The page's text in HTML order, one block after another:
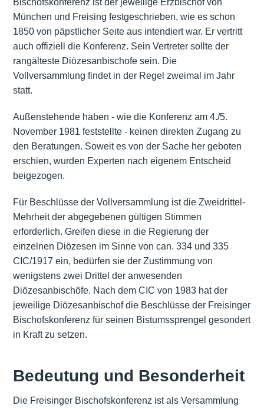
Bischofskonferenz ist der jeweilige Erzbischof von
München und Freising festgeschrieben, wie es schon
1850 von päpstlicher Seite aus intendiert war. Er vertritt
auch offiziell die Konferenz. Sein Vertreter sollte der
rangälteste Diözesanbischofe sein. Die
Vollversammlung findet in der Regel zweimal im Jahr
statt.
Außenstehende haben - wie die Konferenz am 4./5.
November 1981 feststellte - keinen direkten Zugang zu
den Beratungen. Soweit es von der Sache her geboten
erschien, wurden Experten nach eigenem Entscheid
beigezogen.
Für Beschlüsse der Vollversammlung ist die Zweidrittel-
Mehrheit der abgegebenen gültigen Stimmen
erforderlich. Greifen diese in die Regierung der
einzelnen Diözesen im Sinne von can. 334 und 335
CIC/1917 ein, bedürfen sie der Zustimmung von
wenigstens zwei Drittel der anwesenden
Diözesanbischöfe. Nach dem CIC von 1983 hat der
jeweilige Diözesanbischof die Beschlüsse der Freisinger
Bischofskonferenz für seinen Bistumssprengel gesondert
in Kraft zu setzen.
Bedeutung und Besonderheit
Die Freisinger Bischofskonferenz ist als Versammlung